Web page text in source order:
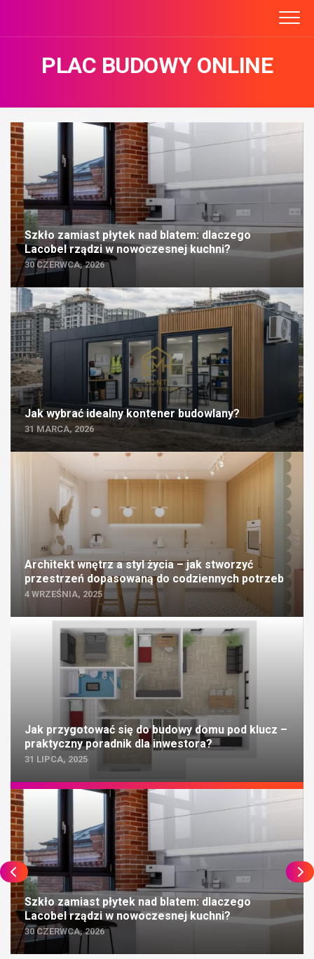
content
PLAC BUDOWY ONLINE
Szkło zamiast płytek nad blatem: dlaczego
Lacobel rządzi w nowoczesnej kuchni?
30 CZERWCA, 2026
Jak wybrać idealny kontener budowlany?
31 MARCA, 2026
Architekt wnętrz a styl życia – jak stworzyć
przestrzeń dopasowaną do codziennych potrzeb
4 WRZEŚNIA, 2025
Jak przygotować się do budowy domu pod klucz –
praktyczny poradnik dla inwestora?
31 LIPCA, 2025
Szkło zamiast płytek nad blatem: dlaczego
Lacobel rządzi w nowoczesnej kuchni?
30 CZERWCA, 2026